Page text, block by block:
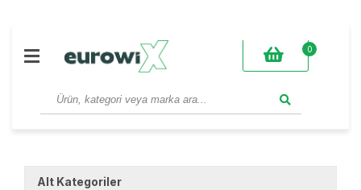
0
Alt Kategoriler